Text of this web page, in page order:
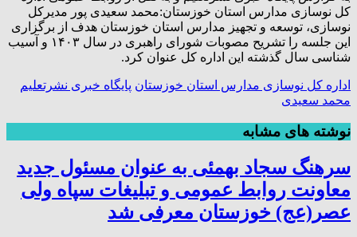
کل نوسازی مدارس استان خوزستان:محمد سعیدی پور مدیرکل
نوسازی، توسعه و تجهیز مدارس استان خوزستان هدف از برگزاری
این جلسه را تشریح مصوبات شورای راهبری در سال ۱۴۰۳ و آسیب
شناسی سال گذشته این اداره کل عنوان کرد.
اداره کل نوسازی مدارس استان خوزستان پایگاه خبری نشرتعلیم
محمد سعیدی
نوشته های مشابه
سرهنگ سجاد بهمئی به عنوان مسئول جدید
معاونت روابط عمومی و تبلیغات سپاه ولی
عصر(عج) خوزستان معرفی شد